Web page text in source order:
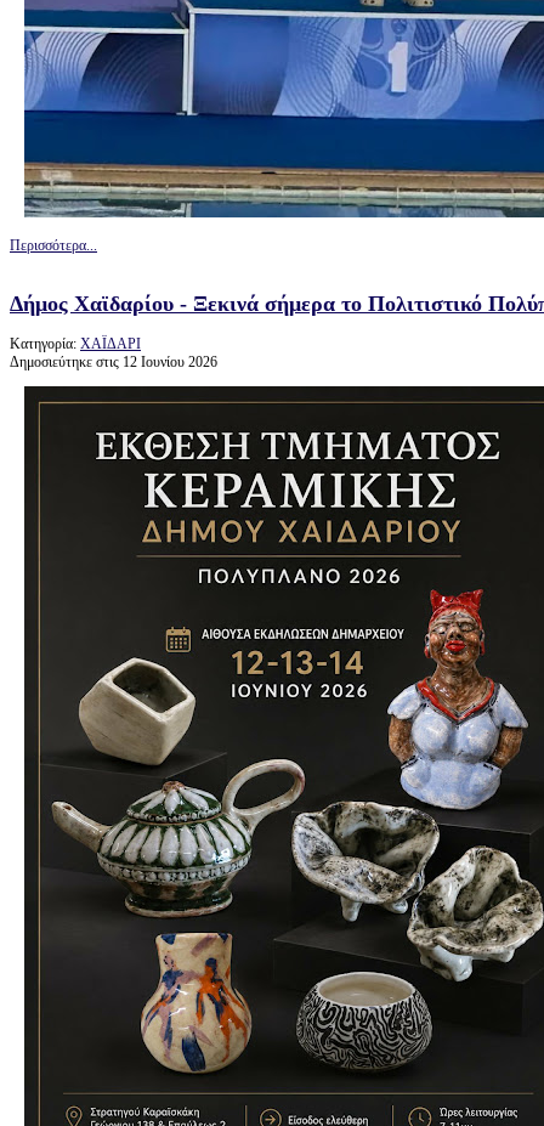
Περισσότερα...
Δήμος Χαϊδαρίου - Ξεκινά σήμερα το Πολιτιστικό
Κατηγορία: ΧΑΪΔΑΡΙ
Δημοσιεύτηκε στις 12 Ιουνίου 2026